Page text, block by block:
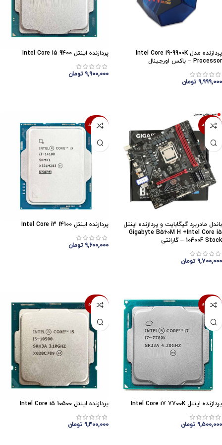
پردازنده مدل Intel Core i9-9900K
Processor – باکس اورجینال
۹,۹۹۹,۰۰۰ تومان
پردازنده اینتل Intel Core i5 9400
۹,۹۰۰,۰۰۰ تومان
ناموجود
باندل مادربرد گیگابایت و پردازنده اینتل
Gigabyte B560M H +Intel Core i5
10400F Stock – گارانتی
۹,۷۰۰,۰۰۰ تومان
ناموجود
پردازنده اینتل Intel Core i3 14100
۹,۶۰۰,۰۰۰ تومان
ناموجود
پردازنده اینتل Intel Core i7 7700K
۹,۵۰۰,۰۰۰ تومان
ناموجود
پردازنده اینتل Intel Core i5 10500
۹,۴۰۰,۰۰۰ تومان